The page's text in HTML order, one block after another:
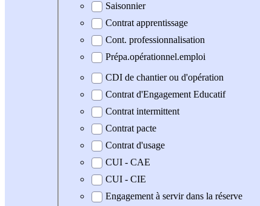
Saisonnier
Contrat apprentissage
Cont. professionnalisation
Prépa.opérationnel.emploi
CDI de chantier ou d'opération
Contrat d'Engagement Educatif
Contrat intermittent
Contrat pacte
Contrat d'usage
CUI - CAE
CUI - CIE
Engagement à servir dans la réserve